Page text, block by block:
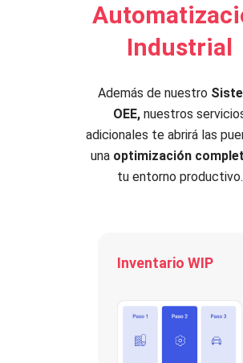
Industrial
Además de nuestro
OEE, nuestros
adicionales te abrirá las
una optimización
tu entorno productivo.
Inventario WIP